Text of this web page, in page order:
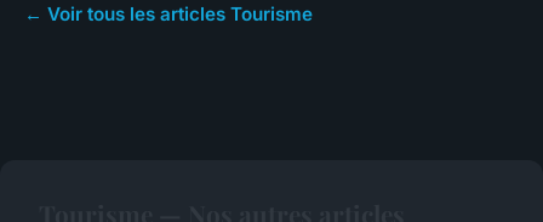
← Voir tous les articles Tourisme